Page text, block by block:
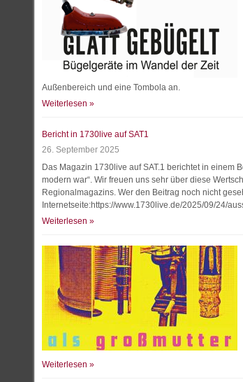
Außenbereich und eine Tombola an.
Weiterlesen »
Bericht in 1730live auf SAT1
26. September 2025
Das Magazin 1730live auf SAT.1 berichtet in einem
modern war“. Wir freuen uns sehr über diese
Regionalmagazins. Wer den Beitrag noch nicht
Internetseite:https://www.1730live.de/2025/09/24/
Weiterlesen »
Weiterlesen »